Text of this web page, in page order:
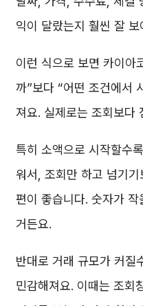
익이 달랐는지 훨씬 잘 보
이런 식으로 보면 카이아
까”보다 “어떤 조건에서
져요. 실제로는 조회보다
특히 소액으로 시작할수
워서, 조회만 하고 넘기
편이 좋습니다. 숫자가 작
거든요.
반대로 거래 규모가 커질
민감해져요. 이때는 조회